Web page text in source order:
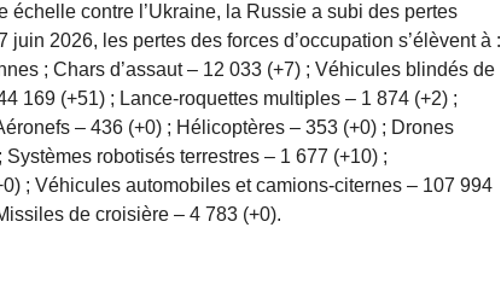
contre l’Ukraine, la Russie a subi des pertes
2026, les pertes des forces d’occupation s’élèvent à :
; Chars d’assaut – 12 033 (+7) ; Véhicules blindés de
169 (+51) ; Lance-roquettes multiples – 1 874 (+2) ;
– 436 (+0) ; Hélicoptères – 353 (+0) ; Drones
robotisés terrestres – 1 677 (+10) ;
; Véhicules automobiles et camions-citernes – 107 994
de croisière – 4 783 (+0).